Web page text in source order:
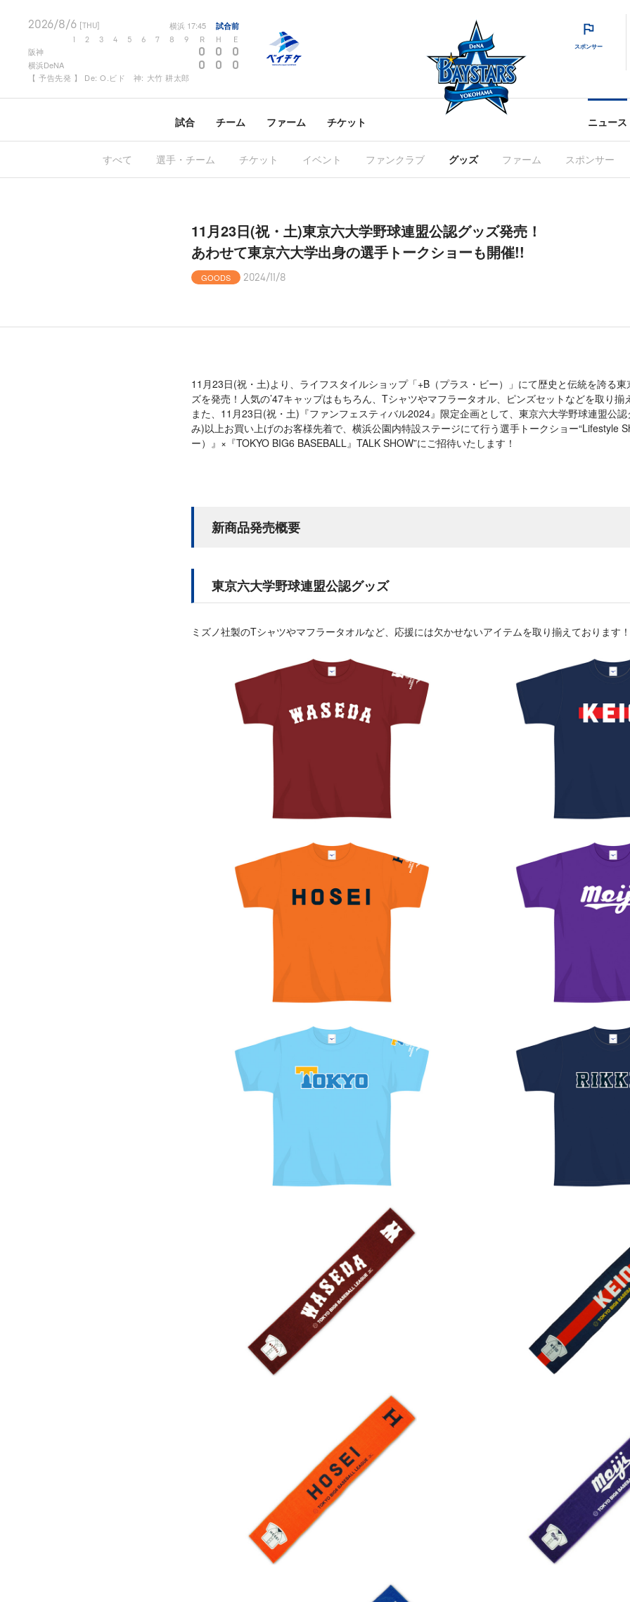
2026/8/6 [THU] 横浜 17:45 試合前
2 3 4 5 6 7 8 9 R H E
阪神 0 0 0
横浜DeNA 0 0 0
【 予告先発 】 De: O.ビド 神: 大竹 耕太郎
スポンサー
試合 チーム ファーム チケット ニュース
すべて 選手・チーム チケット イベント ファンクラブ グッズ ファーム スポンサー
11月23日(祝・土)東京六大学野球連盟公認グッズ発売！
あわせて東京六大学出身の選手トークショーも開催!!
GOODS 2024/11/8
11月23日(祝・土)より、ライフスタイルショップ「+B（プラス・ビー）」にて歴史と伝統を誇る
ズを発売！人気の’47キャップはもちろん、Tシャツやマフラータオル、ピンズセットなどを取り揃
また、11月23日(祝・土)『ファンフェスティバル2024』限定企画として、東京六大学野球連盟公
み)以上お買い上げのお客様先着で、横浜公園内特設ステージにて行う選手トークショー“Lifestyle
ー）』×『TOKYO BIG6 BASEBALL』TALK SHOW”にご招待いたします！
新商品発売概要
東京六大学野球連盟公認グッズ
ミズノ社製のTシャツやマフラータオルなど、応援には欠かせないアイテムを取り揃えております！